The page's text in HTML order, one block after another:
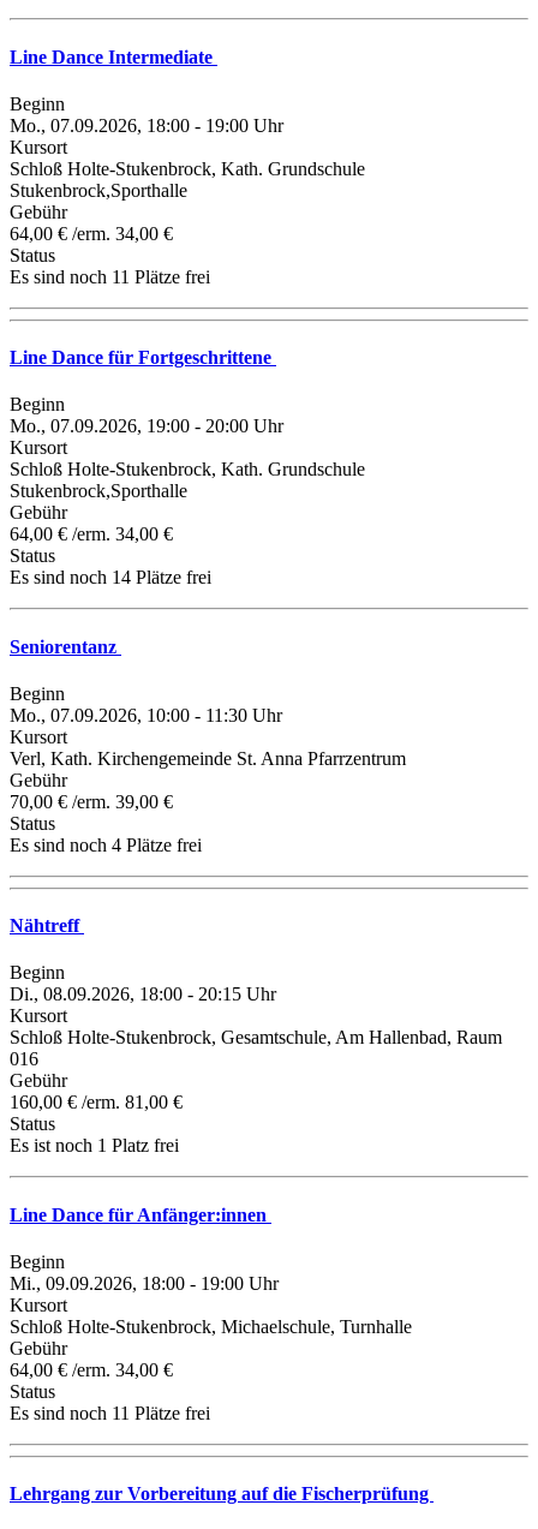
Line Dance Intermediate
Beginn
Mo., 07.09.2026, 18:00 - 19:00 Uhr
Kursort
Schloß Holte-Stukenbrock, Kath. Grundschule
Stukenbrock,Sporthalle
Gebühr
64,00 € /erm. 34,00 €
Status
Es sind noch 11 Plätze frei
Line Dance für Fortgeschrittene
Beginn
Mo., 07.09.2026, 19:00 - 20:00 Uhr
Kursort
Schloß Holte-Stukenbrock, Kath. Grundschule
Stukenbrock,Sporthalle
Gebühr
64,00 € /erm. 34,00 €
Status
Es sind noch 14 Plätze frei
Seniorentanz
Beginn
Mo., 07.09.2026, 10:00 - 11:30 Uhr
Kursort
Verl, Kath. Kirchengemeinde St. Anna Pfarrzentrum
Gebühr
70,00 € /erm. 39,00 €
Status
Es sind noch 4 Plätze frei
Nähtreff
Beginn
Di., 08.09.2026, 18:00 - 20:15 Uhr
Kursort
Schloß Holte-Stukenbrock, Gesamtschule, Am Hallenbad, Raum
016
Gebühr
160,00 € /erm. 81,00 €
Status
Es ist noch 1 Platz frei
Line Dance für Anfänger:innen
Beginn
Mi., 09.09.2026, 18:00 - 19:00 Uhr
Kursort
Schloß Holte-Stukenbrock, Michaelschule, Turnhalle
Gebühr
64,00 € /erm. 34,00 €
Status
Es sind noch 11 Plätze frei
Lehrgang zur Vorbereitung auf die Fischerprüfung